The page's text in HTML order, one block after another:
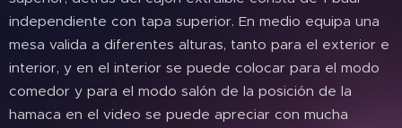
independiente con tapa superior. En medio equipa una
mesa valida a diferentes alturas, tanto para el exterior e
interior, y en el interior se puede colocar para el modo
comedor y para el modo salón de la posición de la
hamaca en el video se puede apreciar con mucha